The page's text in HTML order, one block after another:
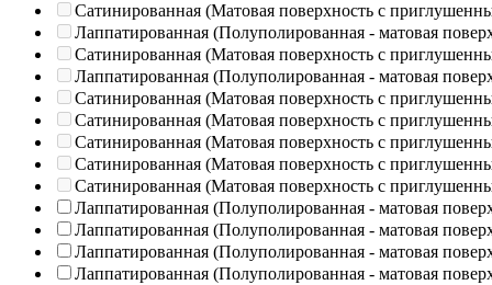
Сатинированная (Матовая поверхность с
Лаппатированная (Полуполированная - матовая
Сатинированная (Матовая поверхность с
Лаппатированная (Полуполированная - матовая
Сатинированная (Матовая поверхность с
Сатинированная (Матовая поверхность с
Сатинированная (Матовая поверхность с
Сатинированная (Матовая поверхность с
Сатинированная (Матовая поверхность с
Лаппатированная (Полуполированная - матовая
Лаппатированная (Полуполированная - матовая
Лаппатированная (Полуполированная - матовая
Лаппатированная (Полуполированная - матовая